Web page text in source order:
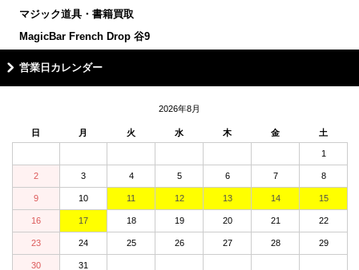
マジック道具・書籍買取
MagicBar French Drop 谷9
営業日カレンダー
2026年8月
日 月 火 水 木 金 土
1
2 3 4 5 6 7 8
9 10 11 12 13 14 15
16 17 18 19 20 21 22
23 24 25 26 27 28 29
30 31